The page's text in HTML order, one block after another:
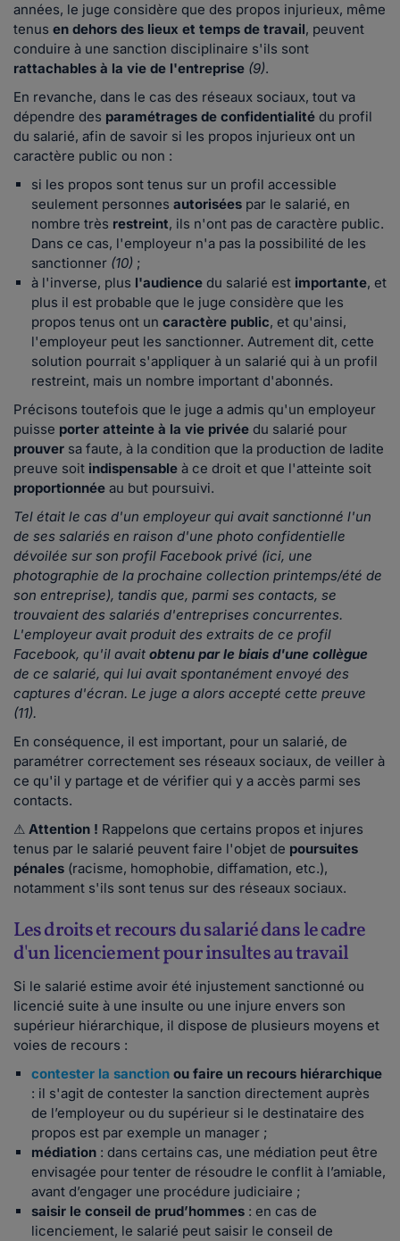
années, le juge considère que des propos injurieux, même
tenus en dehors des lieux et temps de travail, peuvent
conduire à une sanction disciplinaire s'ils sont
rattachables à la vie de l'entreprise (9).
En revanche, dans le cas des réseaux sociaux, tout va
dépendre des paramétrages de confidentialité du profil
du salarié, afin de savoir si les propos injurieux ont un
caractère public ou non :
si les propos sont tenus sur un profil accessible
seulement personnes autorisées par le salarié, en
nombre très restreint, ils n'ont pas de caractère public.
Dans ce cas, l'employeur n'a pas la possibilité de les
sanctionner (10) ;
à l'inverse, plus l'audience du salarié est importante, et
plus il est probable que le juge considère que les
propos tenus ont un caractère public, et qu'ainsi,
l'employeur peut les sanctionner. Autrement dit, cette
solution pourrait s'appliquer à un salarié qui à un profil
restreint, mais un nombre important d'abonnés.
Précisons toutefois que le juge a admis qu'un employeur
puisse porter atteinte à la vie privée du salarié pour
prouver sa faute, à la condition que la production de ladite
preuve soit indispensable à ce droit et que l'atteinte soit
proportionnée au but poursuivi.
Tel était le cas d'un employeur qui avait sanctionné l'un
de ses salariés en raison d'une photo confidentielle
dévoilée sur son profil Facebook privé (ici, une
photographie de la prochaine collection printemps/été de
son entreprise), tandis que, parmi ses contacts, se
trouvaient des salariés d'entreprises concurrentes.
L'employeur avait produit des extraits de ce profil
Facebook, qu'il avait obtenu par le biais d'une collègue
de ce salarié, qui lui avait spontanément envoyé des
captures d'écran. Le juge a alors accepté cette preuve
(11).
En conséquence, il est important, pour un salarié, de
paramétrer correctement ses réseaux sociaux, de veiller à
ce qu'il y partage et de vérifier qui y a accès parmi ses
contacts.
⚠ Attention ! Rappelons que certains propos et injures
tenus par le salarié peuvent faire l'objet de poursuites
pénales (racisme, homophobie, diffamation, etc.),
notamment s'ils sont tenus sur des réseaux sociaux.
Les droits et recours du salarié dans le cadre
d'un licenciement pour insultes au travail
Si le salarié estime avoir été injustement sanctionné ou
licencié suite à une insulte ou une injure envers son
supérieur hiérarchique, il dispose de plusieurs moyens et
voies de recours :
contester la sanction ou faire un recours hiérarchique
: il s'agit de contester la sanction directement auprès
de l’employeur ou du supérieur si le destinataire des
propos est par exemple un manager ;
médiation : dans certains cas, une médiation peut être
envisagée pour tenter de résoudre le conflit à l’amiable,
avant d’engager une procédure judiciaire ;
saisir le conseil de prud’hommes : en cas de
licenciement, le salarié peut saisir le conseil de